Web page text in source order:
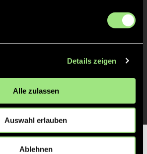
Details zeigen
Alle zulassen
Auswahl erlauben
Ablehnen
1. Viertel